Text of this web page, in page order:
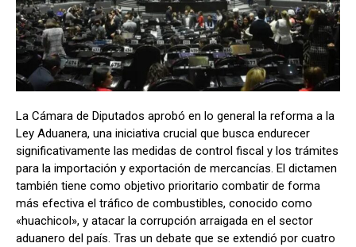
La Cámara de Diputados aprobó en lo general la reforma a la
Ley Aduanera, una iniciativa crucial que busca endurecer
significativamente las medidas de control fiscal y los trámites
para la importación y exportación de mercancías. El dictamen
también tiene como objetivo prioritario combatir de forma
más efectiva el tráfico de combustibles, conocido como
«huachicol», y atacar la corrupción arraigada en el sector
aduanero del país. Tras un debate que se extendió por cuatro